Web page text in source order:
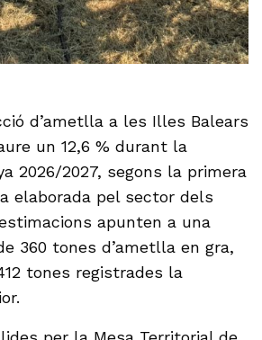
d’ametlla a les Illes Balears
un 12,6 % durant la
2026/2027, segons la primera
elaborada pel sector dels
apunten a una
360 tones d’ametlla en gra,
tones registrades la